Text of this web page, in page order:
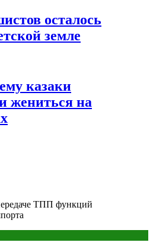
осталось
земле
казаки
жениться на
ТПП функций